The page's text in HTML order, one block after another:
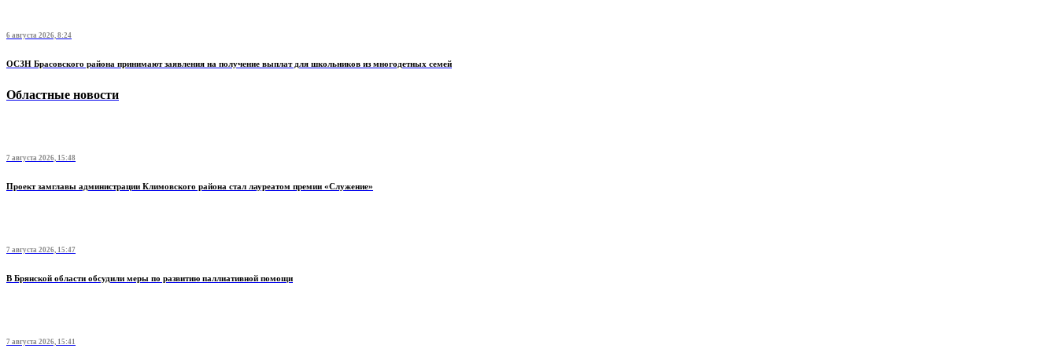
6 августа 2026, 8:24
ОСЗН Брасовского района принимают заявления на получение выплат для школьников из многодетных семей
Областные новости
7 августа 2026, 15:48
Проект замглавы администрации Климовского района стал лауреатом премии «Служение»
7 августа 2026, 15:47
В Брянской области обсудили меры по развитию паллиативной помощи
7 августа 2026, 15:41